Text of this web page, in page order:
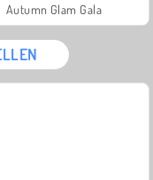
Autumn Glam Gala